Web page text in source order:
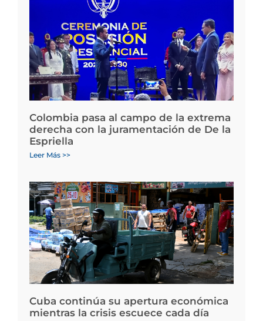
Colombia pasa al campo de la extrema
derecha con la juramentación de De la
Espriella
Leer Más >>
Cuba continúa su apertura económica
mientras la crisis escuece cada día